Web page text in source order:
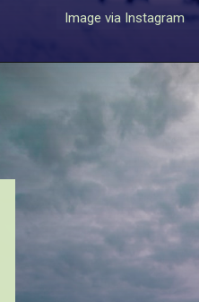
Image via Instagram